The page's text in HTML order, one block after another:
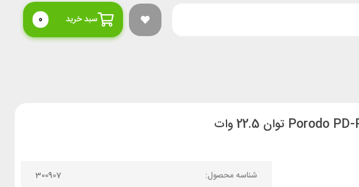
سبد خرید 0
شناسه محصول: 300907